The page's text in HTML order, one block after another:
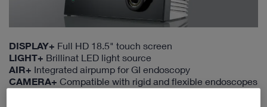
DISPLAY+ Full HD 18.5" touch screen
LIGHT+ Brillinat LED light source
AIR+ Integrated airpump for GI endoscopy
CAMERA+ Compatible with rigid and flexible endoscopes